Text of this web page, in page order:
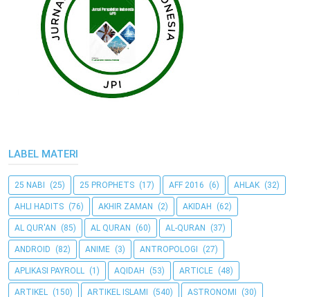
LABEL MATERI
25 NABI (25) 25 PROPHETS (17) AFF 2016 (6) AHLAK (32)
AHLI HADITS (76) AKHIR ZAMAN (2) AKIDAH (62)
AL QUR'AN (85) AL QURAN (60) AL-QURAN (37)
ANDROID (82) ANIME (3) ANTROPOLOGI (27)
APLIKASI PAYROLL (1) AQIDAH (53) ARTICLE (48)
ARTIKEL (150) ARTIKEL ISLAMI (540) ASTRONOMI (30)